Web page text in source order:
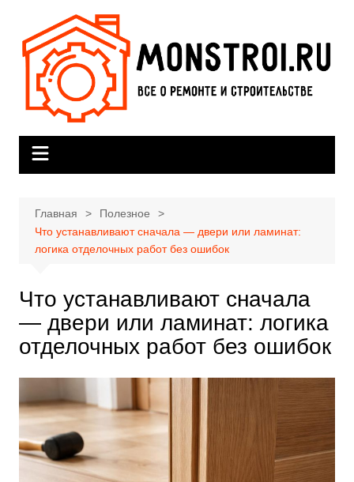
содержимому
Главная
Полезное
Что устанавливают сначала — двери или ламинат:
логика отделочных работ без ошибок
Что устанавливают сначала
— двери или ламинат: логика
отделочных работ без ошибок